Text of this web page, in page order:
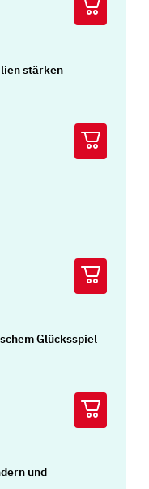
stärken
Glücksspiel
und